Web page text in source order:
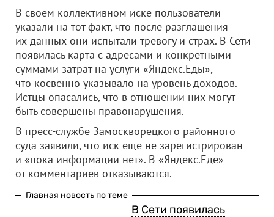
В своем коллективном иске пользователи
указали на тот факт, что после разглашения
их данных они испытали тревогу и страх. В Сети
появилась карта с адресами и конкретными
суммами затрат на услуги «Яндекс.Еды»,
что косвенно указывало на уровень доходов.
Истцы опасались, что в отношении них могут
быть совершены правонарушения.
В пресс-службе Замоскворецкого районного
суда заявили, что иск еще не зарегистрирован
и «пока информации нет». В «Яндекс.Еде»
от комментариев отказываются.
Главная новость по теме
В Сети появилась